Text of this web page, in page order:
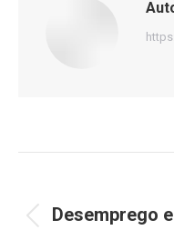
de
Desemprego